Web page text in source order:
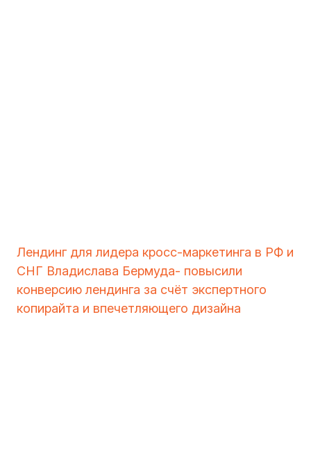
Лендинг для лидера кросс-маркетинга в РФ и
СНГ Владислава Бермуда- повысили
конверсию лендинга за счёт экспертного
копирайта и впечетляющего дизайна